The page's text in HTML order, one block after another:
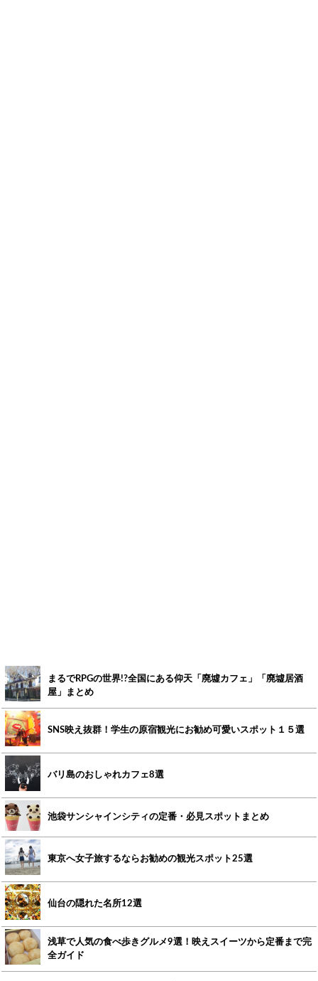
まるでRPGの世界!?全国にある仰天「廃墟カフェ」「廃墟居酒
屋」まとめ
SNS映え抜群！学生の原宿観光にお勧め可愛いスポット１５選
バリ島のおしゃれカフェ8選
池袋サンシャインシティの定番・必見スポットまとめ
東京へ女子旅するならお勧めの観光スポット25選
仙台の隠れた名所12選
浅草で人気の食べ歩きグルメ9選！映えスイーツから定番まで完
全ガイド